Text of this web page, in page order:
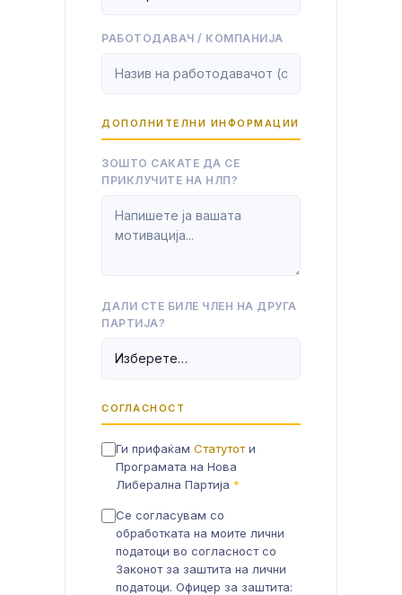
РАБОТОДАВАЧ / КОМПАНИЈА
ДОПОЛНИТЕЛНИ ИНФОРМАЦИИ
ЗОШТО САКАТЕ ДА СЕ
ПРИКЛУЧИТЕ НА НЛП?
ДАЛИ СТЕ БИЛЕ ЧЛЕН НА ДРУГА
ПАРТИЈА?
СОГЛАСНОСТ
Ги прифаќам Статутоти
Програмата на Нова
Либерална Партија *
Се согласувам со
обработката на моите лични
податоци во согласност со
Законот за заштита на лични
податоци. Офицер за заштита: